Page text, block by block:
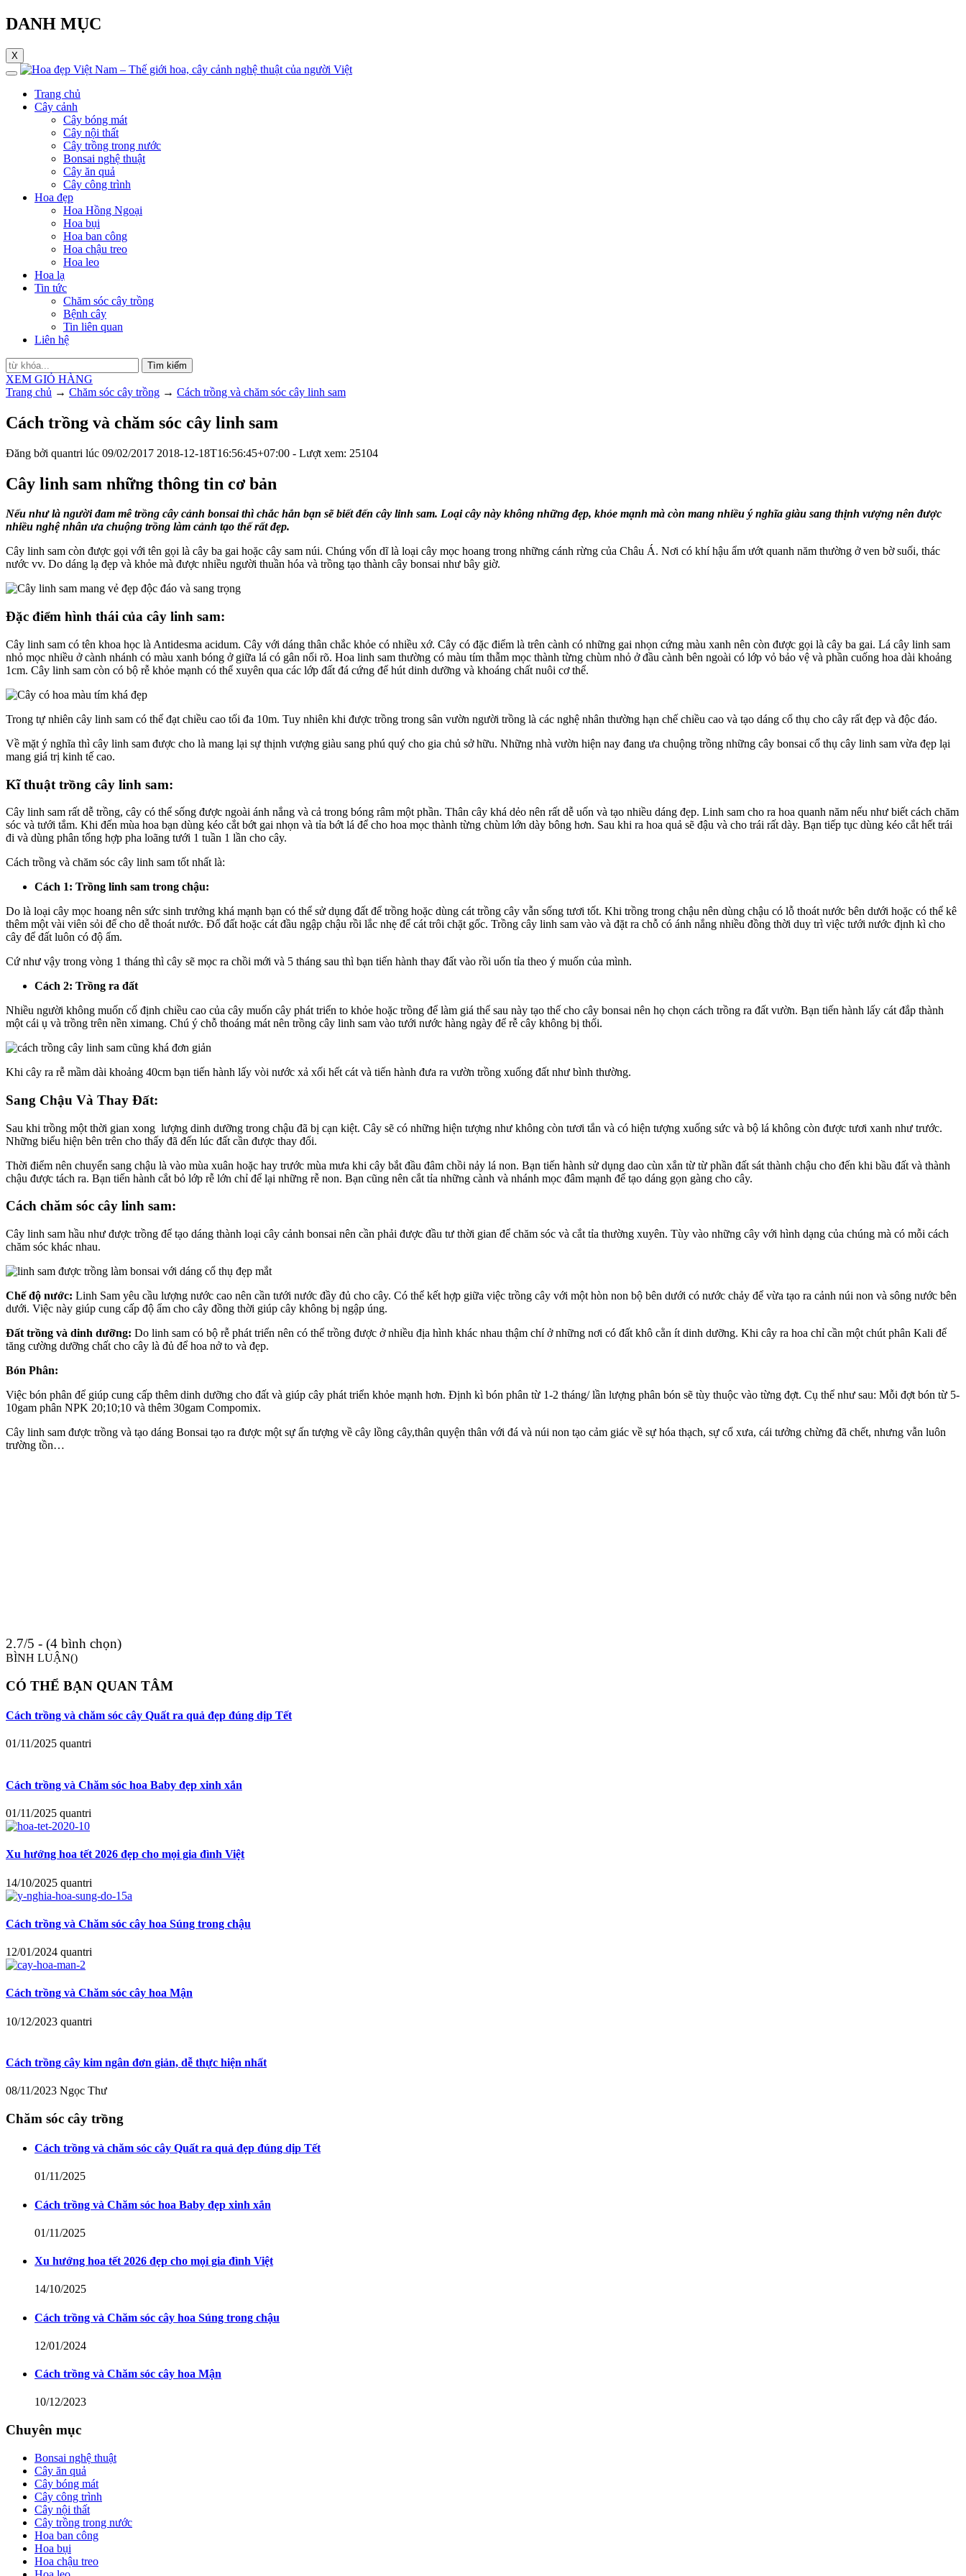
DANH MỤC
X
Trang chủ
Cây cảnh
Cây bóng mát
Cây nội thất
Cây trồng trong nước
Bonsai nghệ thuật
Cây ăn quả
Cây công trình
Hoa đẹp
Hoa Hồng Ngoại
Hoa bụi
Hoa ban công
Hoa chậu treo
Hoa leo
Hoa lạ
Tin tức
Chăm sóc cây trồng
Bệnh cây
Tin liên quan
Liên hệ
Tìm kiếm
XEM GIỎ HÀNG
Trang chủ → Chăm sóc cây trồng → Cách trồng và chăm sóc cây linh sam
Cách trồng và chăm sóc cây linh sam
Đăng bởi quantri lúc 09/02/2017 2018-12-18T16:56:45+07:00 - Lượt xem: 25104
Cây linh sam những thông tin cơ bản
Nếu như là người đam mê trồng cây cảnh bonsai thì chắc hẳn bạn sẽ biết đến cây linh sam. Loại cây này không những đẹp, khỏe mạnh mà còn mang nhiều ý nghĩa giàu sang thịnh vượng nên được
nhiều nghệ nhân ưa chuộng trồng làm cảnh tạo thế rất đẹp.
Cây linh sam còn được gọi với tên gọi là cây ba gai hoặc cây sam núi. Chúng vốn dĩ là loại cây mọc hoang trong những cánh rừng của Châu Á. Nơi có khí hậu ẩm ướt quanh năm thường ở ven bờ suối, thác
nước vv. Do dáng lạ đẹp và khỏe mà được nhiều người thuần hóa và trồng tạo thành cây bonsai như bây giờ.
Đặc điểm hình thái của cây linh sam:
Cây linh sam có tên khoa học là Antidesma acidum. Cây với dáng thân chắc khỏe có nhiều xớ. Cây có đặc điểm là trên cành có những gai nhọn cứng màu xanh nên còn được gọi là cây ba gai. Lá cây linh sam
nhỏ mọc nhiều ở cành nhánh có màu xanh bóng ở giữa lá có gân nổi rõ. Hoa linh sam thường có màu tím thẫm mọc thành từng chùm nhỏ ở đầu cành bên ngoài có lớp vỏ bảo vệ và phần cuống hoa dài khoảng
1cm. Cây linh sam còn có bộ rễ khỏe mạnh có thể xuyên qua các lớp đất đá cứng để hút dinh dưỡng và khoáng chất nuôi cơ thể.
Trong tự nhiên cây linh sam có thể đạt chiều cao tối đa 10m. Tuy nhiên khi được trồng trong sân vườn người trồng là các nghệ nhân thường hạn chế chiều cao và tạo dáng cổ thụ cho cây rất đẹp và độc đáo.
Về mặt ý nghĩa thì cây linh sam được cho là mang lại sự thịnh vượng giàu sang phú quý cho gia chủ sở hữu. Những nhà vườn hiện nay đang ưa chuộng trồng những cây bonsai cổ thụ cây linh sam vừa đẹp lại
mang giá trị kinh tế cao.
Kĩ thuật trồng cây linh sam:
Cây linh sam rất dễ trồng, cây có thể sống được ngoài ánh nắng và cả trong bóng râm một phần. Thân cây khá dẻo nên rất dễ uốn và tạo nhiều dáng đẹp. Linh sam cho ra hoa quanh năm nếu như biết cách chăm
sóc và tưới tắm. Khi đến mùa hoa bạn dùng kéo cắt bớt gai nhọn và tỉa bớt lá để cho hoa mọc thành từng chùm lớn dày bông hơn. Sau khi ra hoa quả sẽ đậu và cho trái rất dày. Bạn tiếp tục dùng kéo cắt hết trái
đi và dùng phân tổng hợp pha loãng tưới 1 tuần 1 lần cho cây.
Cách trồng và chăm sóc cây linh sam tốt nhất là:
Cách 1: Trồng linh sam trong chậu:
Do là loại cây mọc hoang nên sức sinh trưởng khá mạnh bạn có thể sử dụng đất để trồng hoặc dùng cát trồng cây vẫn sống tươi tốt. Khi trồng trong chậu nên dùng chậu có lỗ thoát nước bên dưới hoặc có thể kê
thêm một vài viên sỏi để cho dễ thoát nước. Đổ đất hoặc cát đầu ngập chậu rồi lắc nhẹ để cát trôi chặt gốc. Trồng cây linh sam vào và đặt ra chỗ có ánh nắng nhiều đồng thời duy trì việc tưới nước định kì cho
cây để đất luôn có độ ẩm.
Cứ như vậy trong vòng 1 tháng thì cây sẽ mọc ra chồi mới và 5 tháng sau thì bạn tiến hành thay đất vào rồi uốn tỉa theo ý muốn của mình.
Cách 2: Trồng ra đất
Nhiều người không muốn cố định chiều cao của cây muốn cây phát triển to khỏe hoặc trồng để làm giá thể sau này tạo thế cho cây bonsai nên họ chọn cách trồng ra đất vườn. Bạn tiến hành lấy cát đắp thành
một cái ụ và trồng trên nền ximang. Chú ý chỗ thoáng mát nên trồng cây linh sam vào tưới nước hàng ngày để rễ cây không bị thối.
Khi cây ra rễ mầm dài khoảng 40cm bạn tiến hành lấy vòi nước xả xối hết cát và tiến hành đưa ra vườn trồng xuống đất như bình thường.
Sang Chậu Và Thay Đất:
Sau khi trồng một thời gian xong lượng dinh dưỡng trong chậu đã bị cạn kiệt. Cây sẽ có những hiện tượng như không còn tươi tắn và có hiện tượng xuống sức và bộ lá không còn được tươi xanh như trước.
Những biểu hiện bên trên cho thấy đã đến lúc đất cần được thay đổi.
Thời điểm nên chuyển sang chậu là vào mùa xuân hoặc hay trước mùa mưa khi cây bắt đầu đâm chồi nảy lá non. Bạn tiến hành sử dụng dao cùn xắn từ từ phần đất sát thành chậu cho đến khi bầu đất và thành
chậu được tách ra. Bạn tiến hành cắt bỏ lớp rễ lớn chỉ để lại những rễ non. Bạn cũng nên cắt tỉa những cành và nhánh mọc đâm mạnh để tạo dáng gọn gàng cho cây.
Cách chăm sóc cây linh sam:
Cây linh sam hầu như được trồng để tạo dáng thành loại cây cảnh bonsai nên cần phải được đầu tư thời gian để chăm sóc và cắt tỉa thường xuyên. Tùy vào những cây với hình dạng của chúng mà có mỗi cách
chăm sóc khác nhau.
Chế độ nước: Linh Sam yêu cầu lượng nước cao nên cần tưới nước đầy đủ cho cây. Có thể kết hợp giữa việc trồng cây với một hòn non bộ bên dưới có nước chảy để vừa tạo ra cảnh núi non và sông nước bên
dưới. Việc này giúp cung cấp độ ẩm cho cây đồng thời giúp cây không bị ngập úng.
Đất trồng và dinh dưỡng: Do linh sam có bộ rễ phát triển nên có thể trồng được ở nhiều địa hình khác nhau thậm chí ở những nơi có đất khô cằn ít dinh dưỡng. Khi cây ra hoa chỉ cần một chút phân Kali để
tăng cường dưỡng chất cho cây là đủ để hoa nở to và đẹp.
Bón Phân:
Việc bón phân để giúp cung cấp thêm dinh dưỡng cho đất và giúp cây phát triển khỏe mạnh hơn. Định kì bón phân từ 1-2 tháng/ lần lượng phân bón sẽ tùy thuộc vào từng đợt. Cụ thể như sau: Mỗi đợt bón từ 5-
10gam phân NPK 20;10;10 và thêm 30gam Compomix.
Cây linh sam được trồng và tạo dáng Bonsai tạo ra được một sự ấn tượng về cây lồng cây,thân quyện thân với đá và núi non tạo cảm giác về sự hóa thạch, sự cổ xưa, cái tưởng chừng đã chết, nhưng vẫn luôn
trường tồn…
2.7/5 - (4 bình chọn)
BÌNH LUẬN()
CÓ THỂ BẠN QUAN TÂM
Cách trồng và chăm sóc cây Quất ra quả đẹp đúng dịp Tết
01/11/2025 quantri
Cách trồng và Chăm sóc hoa Baby đẹp xinh xắn
01/11/2025 quantri
Xu hướng hoa tết 2026 đẹp cho mọi gia đình Việt
14/10/2025 quantri
Cách trồng và Chăm sóc cây hoa Súng trong chậu
12/01/2024 quantri
Cách trồng và Chăm sóc cây hoa Mận
10/12/2023 quantri
Cách trồng cây kim ngân đơn giản, dễ thực hiện nhất
08/11/2023 Ngọc Thư
Chăm sóc cây trồng
Cách trồng và chăm sóc cây Quất ra quả đẹp đúng dịp Tết
01/11/2025
Cách trồng và Chăm sóc hoa Baby đẹp xinh xắn
01/11/2025
Xu hướng hoa tết 2026 đẹp cho mọi gia đình Việt
14/10/2025
Cách trồng và Chăm sóc cây hoa Súng trong chậu
12/01/2024
Cách trồng và Chăm sóc cây hoa Mận
10/12/2023
Chuyên mục
Bonsai nghệ thuật
Cây ăn quả
Cây bóng mát
Cây công trình
Cây nội thất
Cây trồng trong nước
Hoa ban công
Hoa bụi
Hoa chậu treo